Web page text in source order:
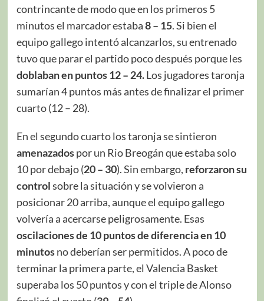
contrincante de modo que en los primeros 5
minutos el marcador estaba8 – 15. Si bien el
equipo gallego intentó alcanzarlos, su entrenado
tuvo que parar el partido poco después porque les
doblaban en puntos 12 – 24.Los jugadores taronja
sumarían 4 puntos más antes de finalizar el primer
cuarto (12 – 28).
En el segundo cuarto los taronja se sintieron
amenazadospor un Rio Breogán que estaba solo
10 por debajo (20 – 30). Sin embargo, reforzaron su
controlsobre la situación y se volvieron a
posicionar 20 arriba, aunque el equipo gallego
volvería a acercarse peligrosamente. Esas
oscilaciones de 10 puntos de diferencia en 10
minutosno deberían ser permitidos. A poco de
terminar la primera parte, el Valencia Basket
superaba los 50 puntos y con el triple de Alonso